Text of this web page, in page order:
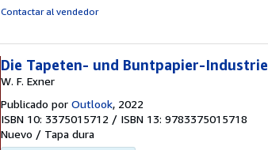
Contactar al vendedor
Die Tapeten- und Buntpapier-Industrie
W. F. Exner
Publicado por Outlook, 2022
ISBN 10: 3375015712 / ISBN 13: 9783375015718
Nuevo / Tapa dura